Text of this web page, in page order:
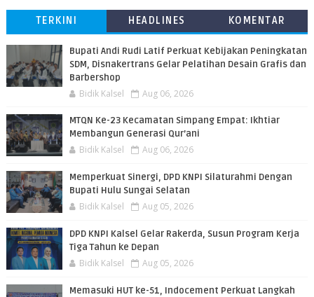
TERKINI HEADLINES KOMENTAR
Bupati Andi Rudi Latif Perkuat Kebijakan Peningkatan
SDM, Disnakertrans Gelar Pelatihan Desain Grafis dan
Barbershop
Bidik Kalsel Aug 06, 2026
MTQN Ke-23 Kecamatan Simpang Empat: Ikhtiar
Membangun Generasi Qur’ani
Bidik Kalsel Aug 06, 2026
Memperkuat Sinergi, DPD KNPI Silaturahmi Dengan
Bupati Hulu Sungai Selatan
Bidik Kalsel Aug 05, 2026
DPD KNPI Kalsel Gelar Rakerda, Susun Program Kerja
Tiga Tahun ke Depan
Bidik Kalsel Aug 05, 2026
Memasuki HUT ke-51, Indocement Perkuat Langkah